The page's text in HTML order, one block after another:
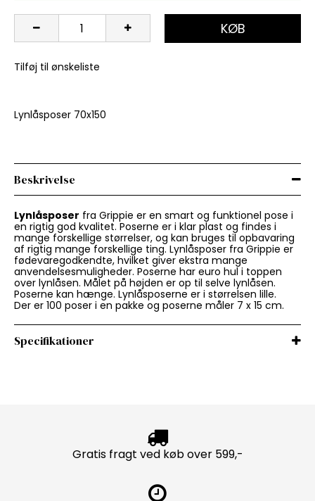
KØB
Tilføj til ønskeliste
Lynlåsposer 70x150
Beskrivelse
Lynlåsposer fra Grippie er en smart og funktionel pose i
en rigtig god kvalitet. Poserne er i klar plast og findes i
mange forskellige størrelser, og kan bruges til opbavaring
af rigtig mange forskellige ting. Lynlåsposer fra Grippie er
fødevaregodkendte, hvilket giver ekstra mange
anvendelsesmuligheder. Poserne har euro hul i toppen
over lynlåsen. Målet på højden er op til selve lynlåsen.
Poserne kan hænge. Lynlåsposerne er i størrelsen lille.
Der er 100 poser i en pakke og poserne måler 7 x 15 cm.
Specifikationer
Gratis fragt ved køb over 599,-